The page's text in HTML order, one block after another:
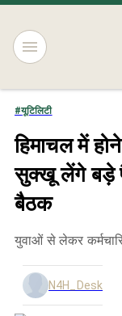
#यूटिलिटी
हिमाचल में
सुक्खू लेंगे बड़े
बैठक
युवाओं से लेकर
N4H_Desk